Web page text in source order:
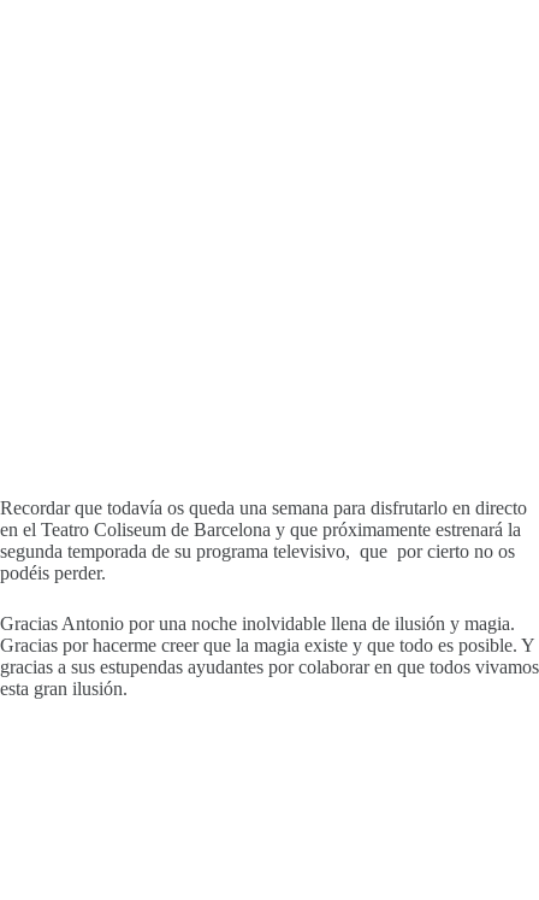
Recordar que todavía os queda una semana para disfrutarlo en directo
en el Teatro Coliseum de Barcelona y que próximamente estrenará la
segunda temporada de su programa televisivo, que por cierto no os
podéis perder.
Gracias Antonio por una noche inolvidable llena de ilusión y magia.
Gracias por hacerme creer que la magia existe y que todo es posible. Y
gracias a sus estupendas ayudantes por colaborar en que todos vivamos
esta gran ilusión.